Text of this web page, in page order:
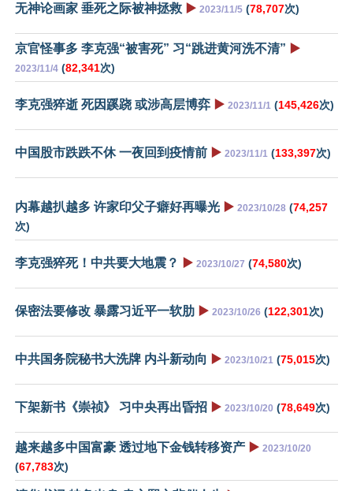
无神论画家 垂死之际被神拯救 ▶️ 2023/11/5 (78,707次)
京官怪事多 李克强“被害死” 习“跳进黄河洗不清” ▶️
2023/11/4 (82,341次)
李克强猝逝 死因蹊跷 或涉高层博弈 ▶️ 2023/11/1 (145,426次)
中国股市跌跌不休 一夜回到疫情前 ▶️ 2023/11/1 (133,397次)
内幕越扒越多 许家印父子癖好再曝光 ▶️ 2023/10/28 (74,257
次)
李克强猝死！中共要大地震？ ▶️ 2023/10/27 (74,580次)
保密法要修改 暴露习近平一软肋 ▶️ 2023/10/26 (122,301次)
中共国务院秘书大洗牌 内斗新动向 ▶️ 2023/10/21 (75,015次)
下架新书《崇祯》 习中央再出昏招 ▶️ 2023/10/20 (78,649次)
越来越多中国富豪 透过地下金钱转移资产 ▶️ 2023/10/20
(67,783次)